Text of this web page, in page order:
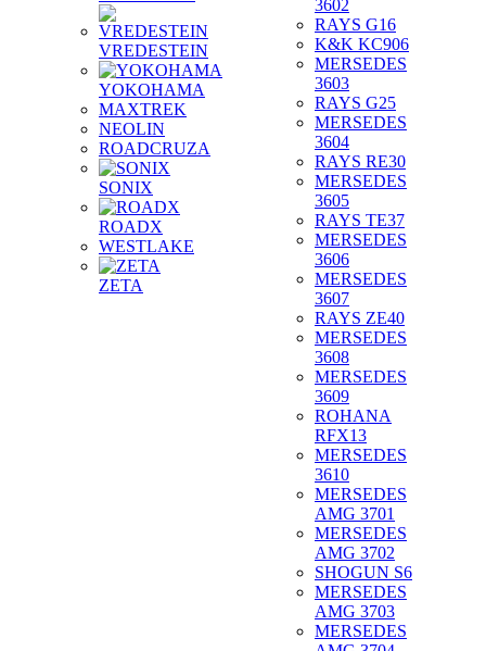
VREDESTEIN
YOKOHAMA
MAXTREK
NEOLIN
ROADCRUZA
SONIX
ROADX
WESTLAKE
ZETA
3602
RAYS G16
K&K KC906
MERSEDES
3603
RAYS G25
MERSEDES
3604
RAYS RE30
MERSEDES
3605
RAYS TE37
MERSEDES
3606
MERSEDES
3607
RAYS ZE40
MERSEDES
3608
MERSEDES
3609
ROHANA
RFX13
MERSEDES
3610
MERSEDES
AMG 3701
MERSEDES
AMG 3702
SHOGUN S6
MERSEDES
AMG 3703
MERSEDES